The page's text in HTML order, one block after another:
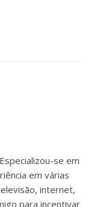
se em
em várias
internet,
para incentivar